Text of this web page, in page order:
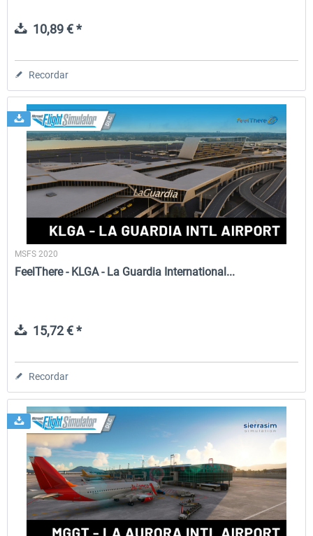
10,89 € *
Recordar
MSFS 2020
FeelThere - KLGA - La Guardia International...
15,72 € *
Recordar